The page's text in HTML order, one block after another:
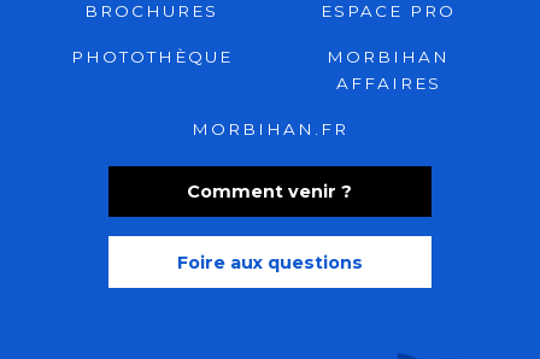
Comment venir ?
Foire aux questions
BROCHURES ESPACE PRO
PHOTOTHÈQUE
MORBIHAN
AFFAIRES
MORBIHAN.FR